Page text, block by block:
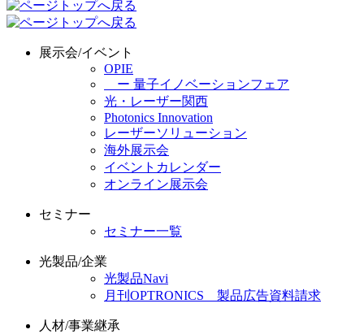
展示会/イベント
OPIE
ー 量子イノベーションフェア
光・レーザー関西
Photonics Innovation
レーザーソリューション
海外展示会
イベントカレンダー
オンライン展示会
セミナー
セミナー一覧
光製品/企業
光製品Navi
月刊OPTRONICS 製品広告資料請求
人材/事業継承